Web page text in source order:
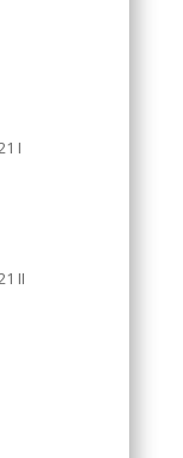
I
II